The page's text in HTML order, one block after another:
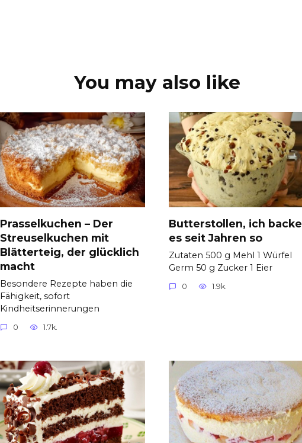
You may also like
Prasselkuchen – Der
Streuselkuchen mit
Blätterteig, der glücklich
macht
Besondere Rezepte haben die
Fähigkeit, sofort
Kindheitserinnerungen
0 1.7k.
Butterstollen, ich backe
es seit Jahren so
Zutaten 500 g Mehl 1 Würfel
Germ 50 g Zucker 1 Eier
0 1.9k.